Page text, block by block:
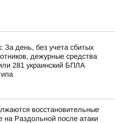
За день, без учета сбитых
дежурные средства
281 украинский БПЛА
восстановительные
на Раздольной после атаки